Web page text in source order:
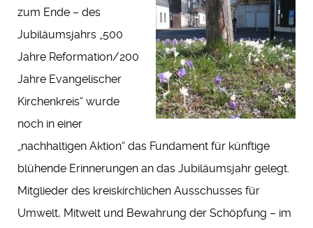
zum Ende – des
Jubiläumsjahrs „500
Jahre Reformation/200
Jahre Evangelischer
Kirchenkreis“ wurde
noch in einer
„nachhaltigen Aktion“ das Fundament für künftige
blühende Erinnerungen an das Jubiläumsjahr gelegt.
Mitglieder des kreiskirchlichen Ausschusses für
Umwelt, Mitwelt und Bewahrung der Schöpfung – im